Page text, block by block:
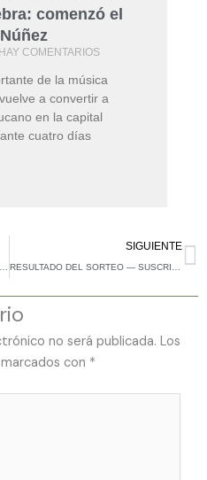
comenzó el
COMENTARIOS
de la música
a convertir a
en la capital
cuatro días
TIPACOQUE ENTRE CACICAS Y CABALLEROS
SIGUIENTE
RESULTADO DEL SORTEO — SUSCRIPTORES TERTULIANDO JUNIO 2026
no será publicada. Los
con *